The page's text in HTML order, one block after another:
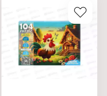
пазла: 33х24 см
Размер элемента: 24х31
Материал: картон
Упаковка: в коробке